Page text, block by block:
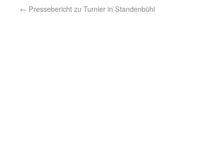
← Pressebericht zu Turnier in Standenbühl